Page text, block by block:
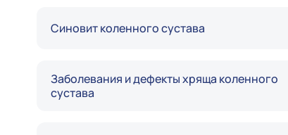
Синовит коленного сустава
Заболевания и дефекты хряща коленного
сустава